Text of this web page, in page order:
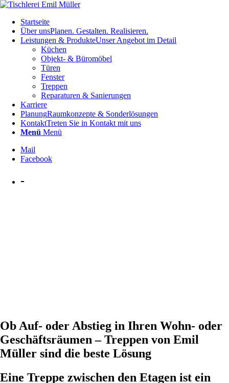
Startseite
Über unsPlanen. Gestalten. Realisieren.
Leistungen & ProdukteUnser Angebot im Detail
Küchen
Objekt- & Büromöbel
Türen
Fenster
Treppen
Reparaturen & Sanierungen
Karriere
PlanungRaumkonzepte & Sonderlösungen
KontaktTreten Sie in Kontakt mit uns
Menü Menü
Mail
Facebook
-
Ob Auf- oder Abstieg in Ihren Wohn- oder
Geschäftsräumen – Treppen von Emil
Müller sind die beste Lösung
Eine Treppe zwischen den Etagen ist ein